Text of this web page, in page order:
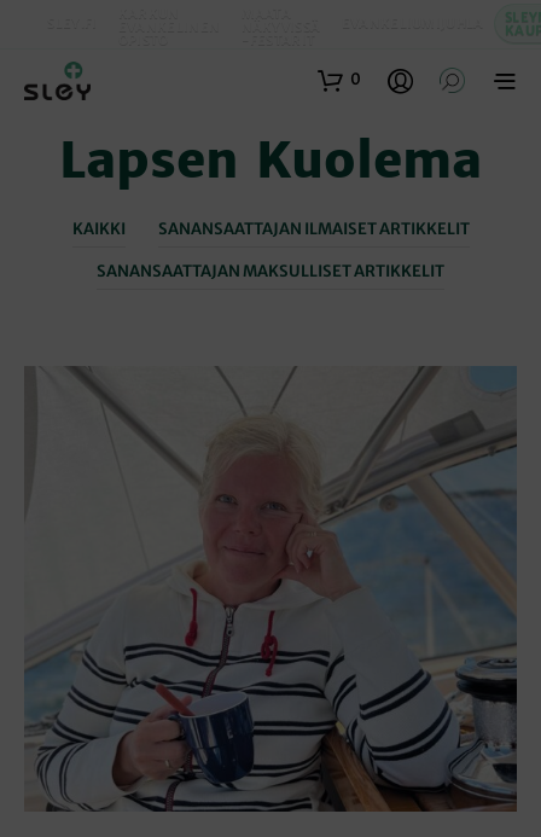
0
Lapsen Kuolema
KAIKKI SANANSAATTAJAN ILMAISET ARTIKKELIT
SANANSAATTAJAN MAKSULLISET ARTIKKELIT